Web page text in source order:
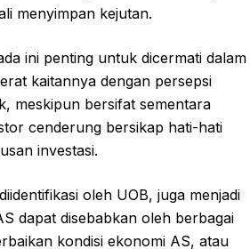
menyimpan kejutan.
ini penting untuk dicermati dalam
kaitannya dengan persepsi
meskipun bersifat sementara
cenderung bersikap hati-hati
investasi.
oleh UOB, juga menjadi
dapat disebabkan oleh berbagai
kondisi ekonomi AS, atau